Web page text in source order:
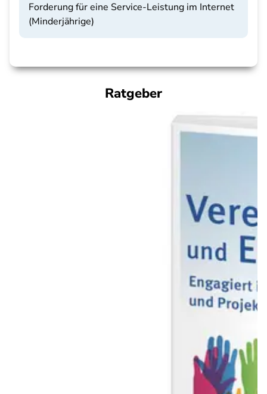
Forderung für eine Service-Leistung im Internet
(Minderjährige)
Ratgeber